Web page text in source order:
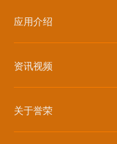
应用介绍
资讯视频
关于誉荣